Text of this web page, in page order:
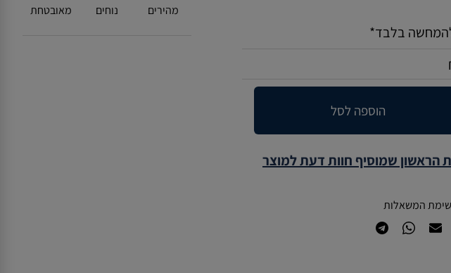
בלבד*
הוספה לסל
הראשון שמוסיף חוות דעת למוצר
המשאלות
מהירים
נוחים
מאובטחת